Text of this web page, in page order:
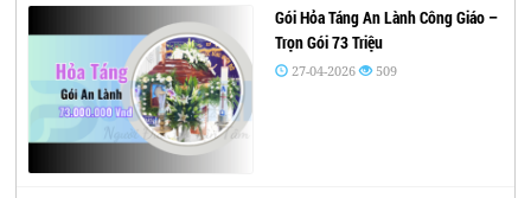
Gói Hỏa Táng An Lành Công Giáo –
Trọn Gói 73 Triệu
27-04-2026 509